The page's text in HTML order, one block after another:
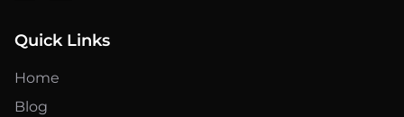
Quick Links
Home
Blog